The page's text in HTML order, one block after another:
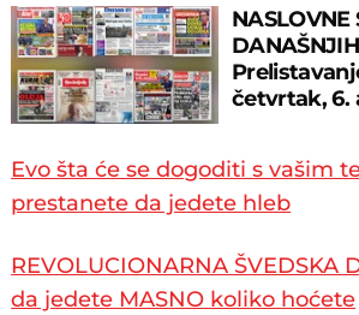
NASLOVNE
četvrtak, 6.
Evo šta će se dogoditi s vašim
prestanete da jedete hleb
REVOLUCIONARNA ŠVEDSKA
da jedete MASNO koliko hoćete